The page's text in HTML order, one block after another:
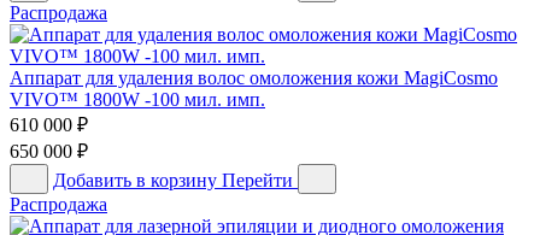
Распродажа
Аппарат для удаления волос омоложения кожи MagiCosmo
VIVO™ 1800W -100 мил. имп.
610 000 ₽
650 000 ₽
Добавить в корзину Перейти
Распродажа